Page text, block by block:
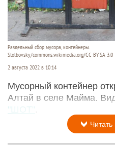
Раздельный сбор мусора, контейнеры.
Stolbovsky/commons.wikimedia.org/CC BY-SA 3.0
2 августа 2022 в 10:14
Мусорный контейнер
Алтай в селе Майма.
"ШОТ"